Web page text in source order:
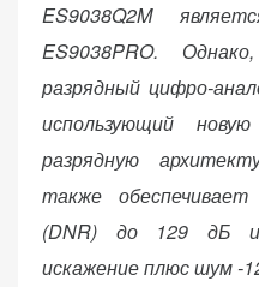
ES9038Q2M
ES9038PRO.
разрядный цифро-
использующий
разрядную
также обеспечивает
(DNR) до 129 дБ и
искажение плюс шум -
Рассказывая о своих
интересах и
поведении при
сайта, вы повышаете
вероятность
просмотра
контента и
предложений.